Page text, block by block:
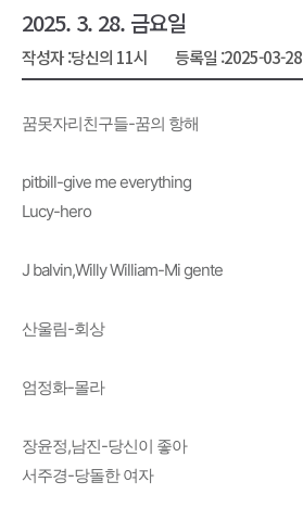
2025. 3. 28. 금요일
작성자 :당신의 11시 등록일 :2025-03-28
꿈못자리친구들-꿈의 항해
pitbill-give me everything
Lucy-hero
J balvin,Willy William-Mi gente
산울림-회상
엄정화-몰라
장윤정,남진-당신이 좋아
서주경-당돌한 여자